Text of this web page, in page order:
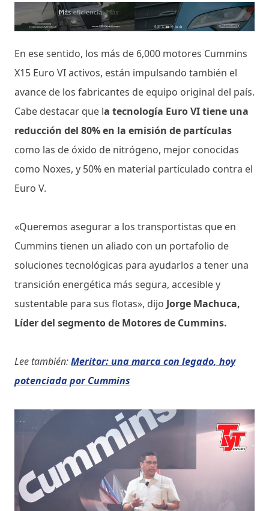
En ese sentido, los más de 6,000 motores Cummins
X15 Euro VI activos, están impulsando también el
avance de los fabricantes de equipo original del país.
Cabe destacar que la tecnología Euro VI tiene una
reducción del 80% en la emisión de partículas
como las de óxido de nitrógeno, mejor conocidas
como Noxes, y 50% en material particulado contra el
Euro V.
«Queremos asegurar a los transportistas que en
Cummins tienen un aliado con un portafolio de
soluciones tecnológicas para ayudarlos a tener una
transición energética más segura, accesible y
sustentable para sus flotas», dijo Jorge Machuca,
Líder del segmento de Motores de Cummins.
Lee también:Meritor: una marca con legado, hoy
potenciada por Cummins